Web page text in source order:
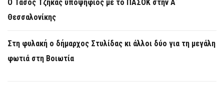
Ο Τάσος Τζήκας υποψήφιος με το ΠΑΣΟΚ στην Α΄
Θεσσαλονίκης
Στη φυλακή ο δήμαρχος Στυλίδας κι άλλοι δύο για τη μεγάλη
φωτιά στη Βοιωτία